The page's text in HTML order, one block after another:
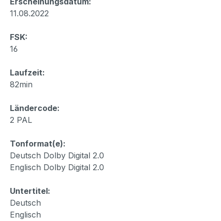
11.08.2022
FSK:
16
Laufzeit:
82min
Ländercode:
2 PAL
Tonformat(e):
Deutsch Dolby Digital 2.0
Englisch Dolby Digital 2.0
Untertitel:
Deutsch
Englisch